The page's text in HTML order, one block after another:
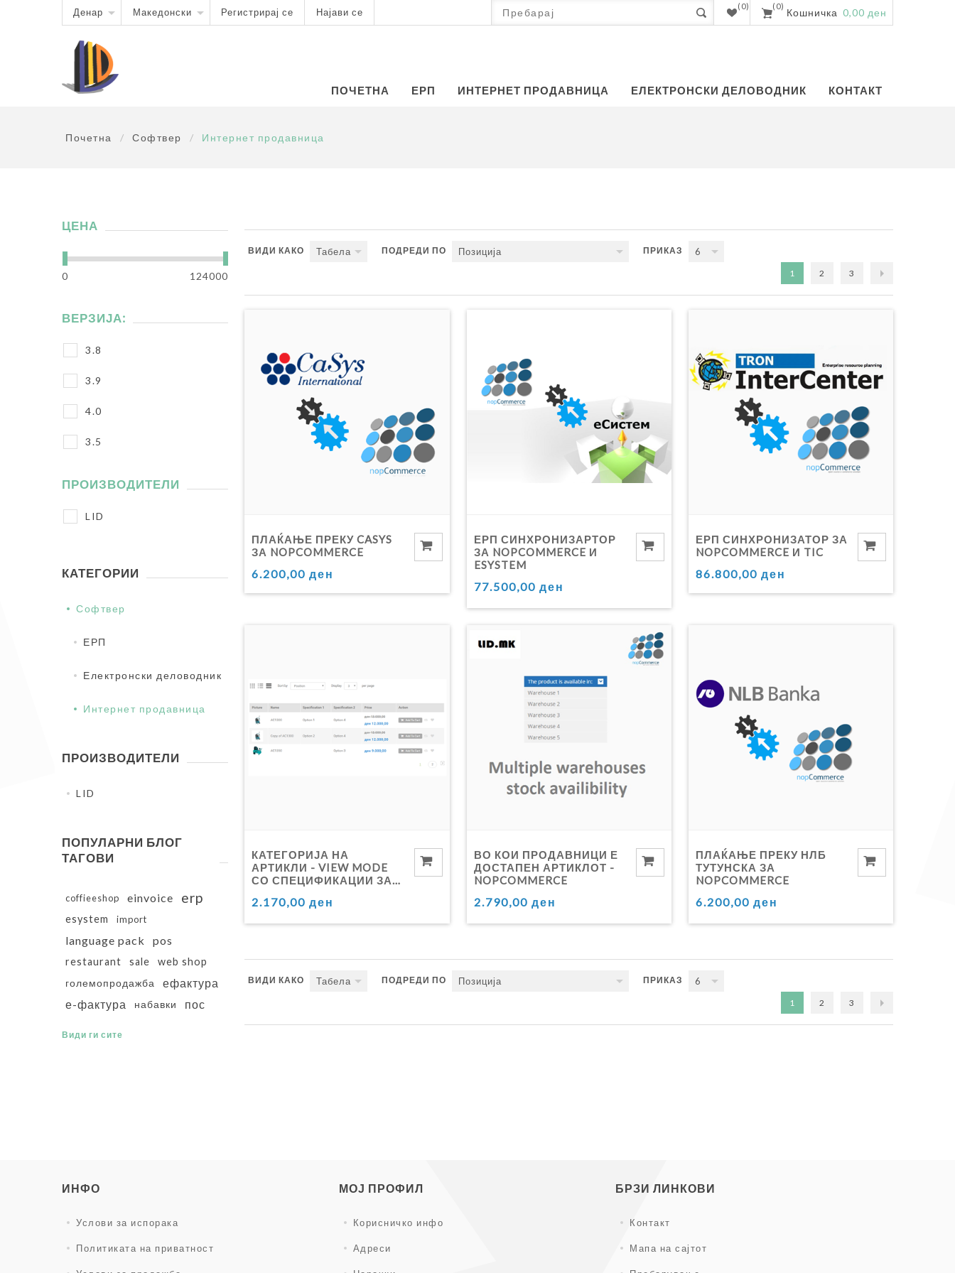
Денар Македонски Регистрирај се Најави се
(0) (0)
Кошничка 0,00 ден
ПОЧЕТНА ЕРП ИНТЕРНЕТ ПРОДАВНИЦА ЕЛЕКТРОНСКИ ДЕЛОВОДНИК КОНТАКТ
Почетна / Софтвер / Интернет продавница
ВИДИ КАКО Табела ПОДРЕДИ ПО Позиција ПРИКАЗ 6
1 2 3
ПЛАЌАЊЕ ПРЕКУ CASYS
ЗА NOPCOMMERCE
6.200,00 ден
ЕРП СИНХРОНИЗАРТОР
ЗА NOPCOMMERCE И
ESYSTEM
77.500,00 ден
ЕРП СИНХРОНИЗАТОР ЗА
NOPCOMMERCE И TIC
86.800,00 ден
КАТЕГОРИЈА НА
АРТИКЛИ - VIEW MODE
СО СПЕЦИФИКАЦИИ ЗА
2.170,00 ден
ВО КОИ ПРОДАВНИЦИ Е
ДОСТАПЕН АРТИКЛОТ -
NOPCOMMERCE
2.790,00 ден
ПЛАЌАЊЕ ПРЕКУ НЛБ
ТУТУНСКА ЗА
NOPCOMMERCE
6.200,00 ден
ВИДИ КАКО Табела ПОДРЕДИ ПО Позиција ПРИКАЗ 6
1 2 3
ЦЕНА
0 124000
ВЕРЗИЈА:
3.8
3.9
4.0
3.5
ПРОИЗВОДИТЕЛИ
LID
КАТЕГОРИИ
Софтвер
ЕРП
Електронски деловодник
Интернет продавница
ПРОИЗВОДИТЕЛИ
LID
ПОПУЛАРНИ БЛОГ
ТАГОВИ
coffieeshop einvoice erp
esystem import
language pack pos
restaurant sale
web shop
големопродажба
ефактура
е-фактура
набавки пос
Види ги сите
ИНФО
Услови за испорака
Политиката на приватност
МОЈ ПРОФИЛ
Корисничко инфо
Адреси
БРЗИ ЛИНКОВИ
Контакт
Мапа на сајтот